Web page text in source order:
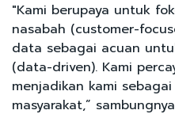
"Kami berupaya untuk
nasabah (customer-
data sebagai acuan
(data-driven). Kami
menjadikan kami
masyarakat,”